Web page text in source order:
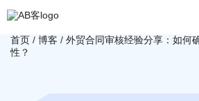
首页 / 博客 / 外贸合同审核经验分享：如何
性？